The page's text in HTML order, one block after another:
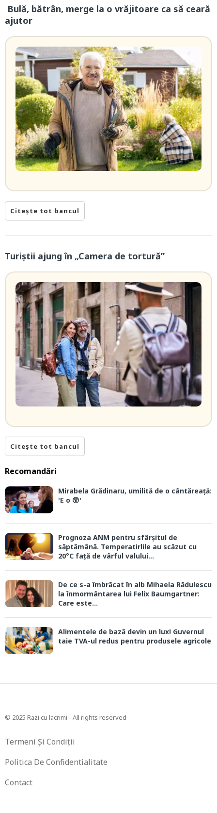
Bulă, bătrân, merge la o vrăjitoare ca să ceară
ajutor
Citește tot bancul
Turiștii ajung în „Camera de tortură”
Citește tot bancul
Recomandări
Mirabela Grădinaru, umilită de o cântăreață:
'E o 😲'
Prognoza ANM pentru sfârșitul de
săptămână. Temperatirlile au scăzut cu
20°C față de vârful valului...
De ce s-a îmbrăcat în alb Mihaela Rădulescu
la înmormântarea lui Felix Baumgartner:
Care este...
Alimentele de bază devin un lux! Guvernul
taie TVA-ul redus pentru produsele agricole
© 2025 Razi cu lacrimi - All rights reserved
Termeni Și Condiții
Politica De Confidentialitate
Contact